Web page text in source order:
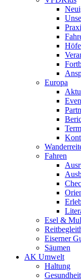
Höfe
Europa
Fahren
Esel &
Eiserner
Säumen
AK Umwelt
Haltung
Gesundheit